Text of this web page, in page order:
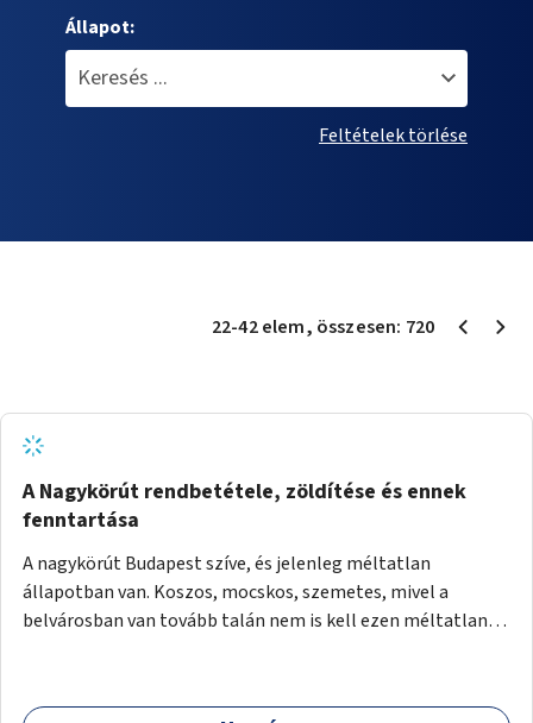
Állapot:
Feltételek törlése
22-42elem, összesen: 720
A Nagykörút rendbetétele, zöldítése és ennek
fenntartása
A nagykörút Budapest szíve, és jelenleg méltatlan
állapotban van. Koszos, mocskos, szemetes, mivel a
belvárosban van tovább talán nem is kell ezen méltatlan,
tisztán tartásával, és nagy szükség lenne megfelelő